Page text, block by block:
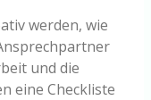
werden, wie
und die
eine Checkliste